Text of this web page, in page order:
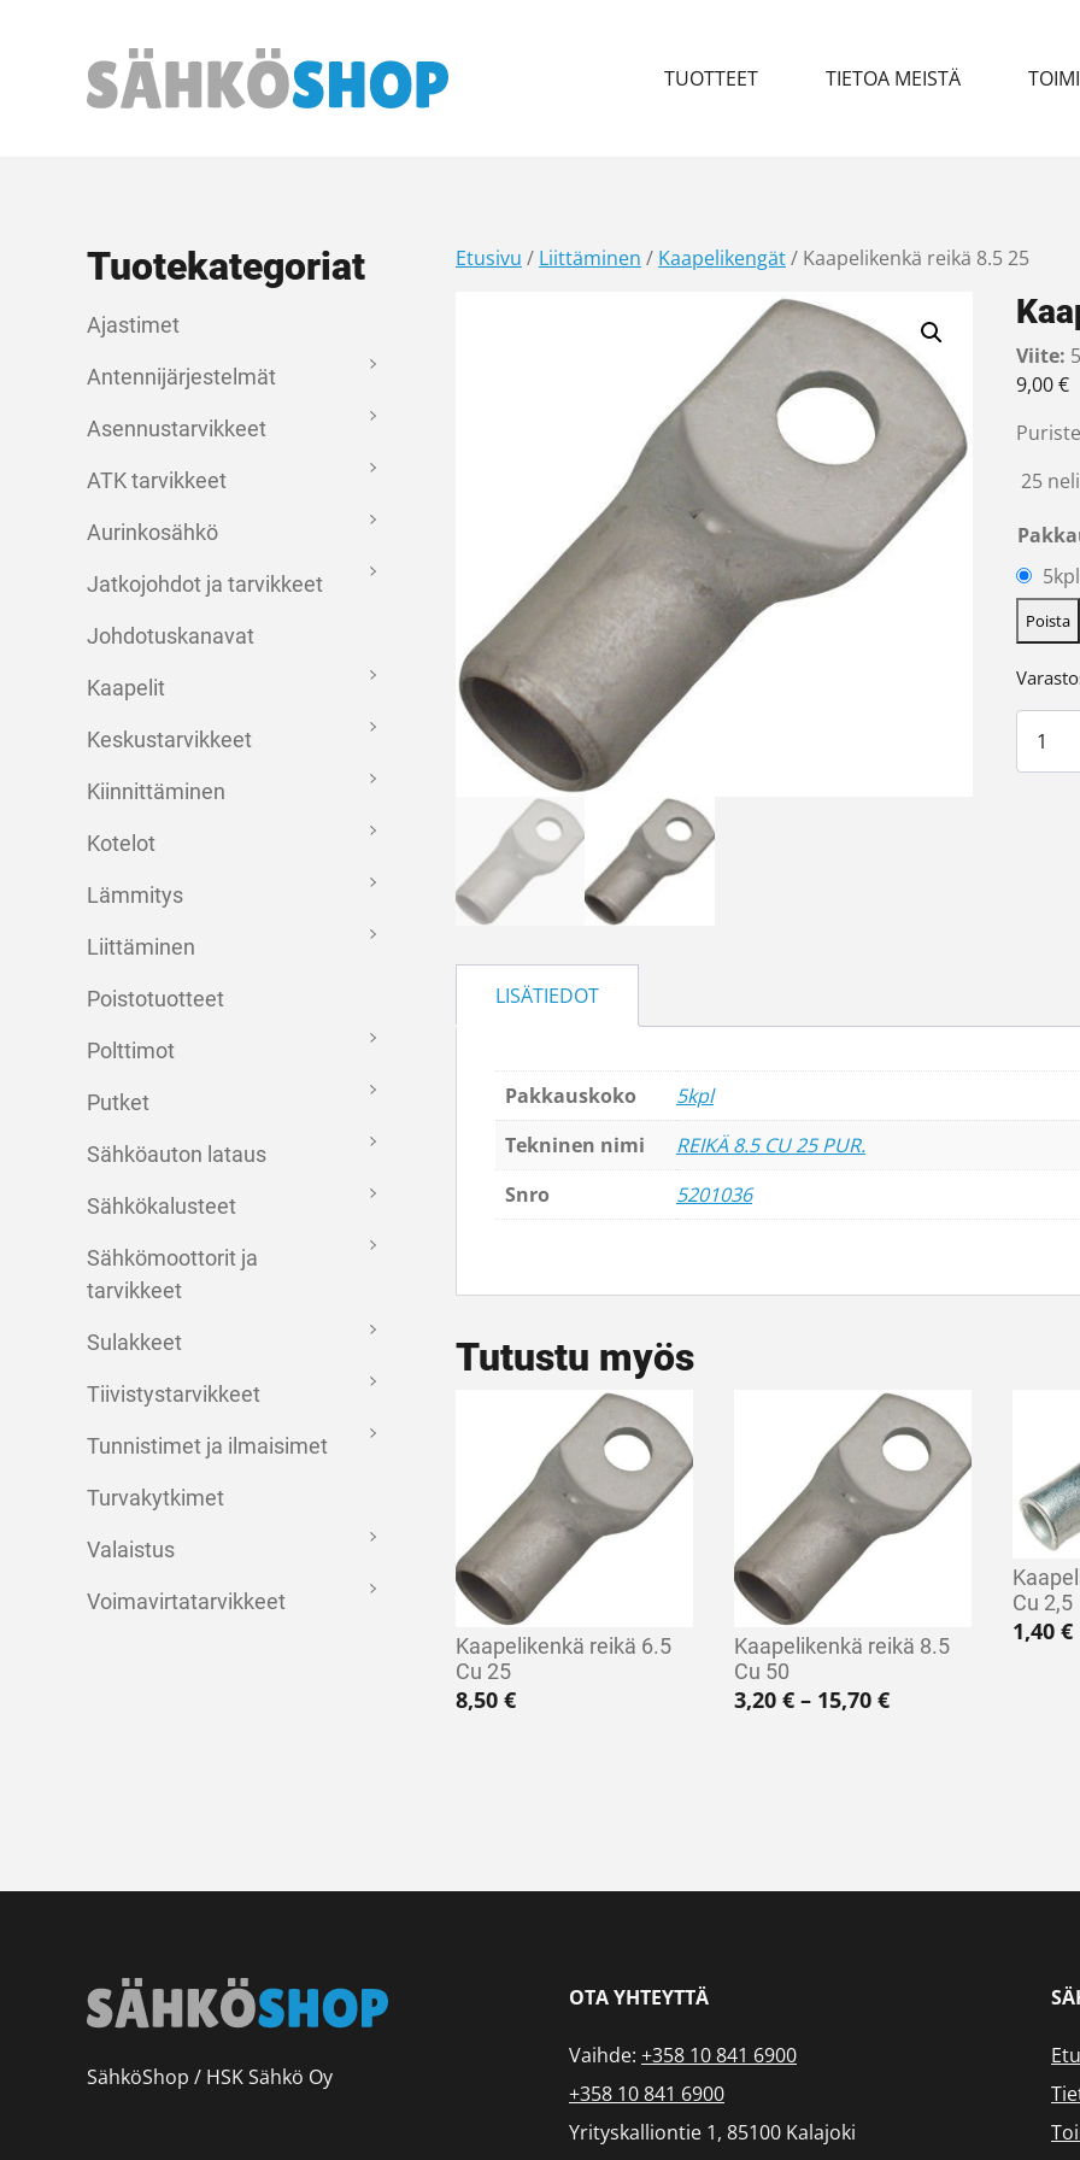
Päävalikko TUOTTEET TIETOA MEISTÄ
Tuotekategoriat
Ajastimet
Antennijärjestelmät
Asennustarvikkeet
ATK tarvikkeet
Aurinkosähkö
Jatkojohdot ja tarvikkeet
Johdotuskanavat
Kaapelit
Keskustarvikkeet
Kiinnittäminen
Kotelot
Lämmitys
Liittäminen
Poistotuotteet
Polttimot
Putket
Sähköauton lataus
Sähkökalusteet
Sähkömoottorit ja
tarvikkeet
Sulakkeet
Tiivistystarvikkeet
Tunnistimet ja ilmaisimet
Turvakytkimet
Valaistus
Voimavirtatarvikkeet
Etusivu / Liittäminen / Kaapelikengät/ Kaapelikenkä reikä 8.5 25
Viite:
9,00€
25
5kpl
Poista
LISÄTIEDOT
Pakkauskoko
5kpl
Tekninen nimi
REIKÄ 8.5 CU 25 PUR.
Snro
5201036
Tutustu myös
Kaapelikenkä reikä 6.5
Cu 25
8,50 €
Kaapelikenkä reikä 8.5
Cu 50
3,20€ – 15,70€Hintaluokka: 3,20
Cu 2,5
1,40€
SähköShop / HSK Sähkö Oy
OTA YHTEYTTÄ
Vaihde: +358 10 841 6900
+358 10 841 6900
Yrityskalliontie 1, 85100 Kalajoki